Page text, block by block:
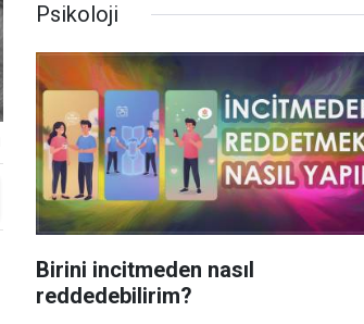
Psikoloji
Birini incitmeden nasıl
reddedebilirim?